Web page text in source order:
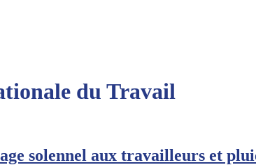
du Travail
solennel aux travailleurs et